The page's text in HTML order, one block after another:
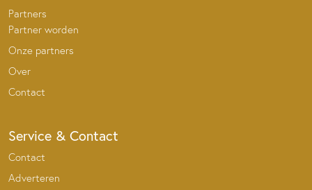
Partners
Partner worden
Onze partners
Over
Contact
Service & Contact
Contact
Adverteren